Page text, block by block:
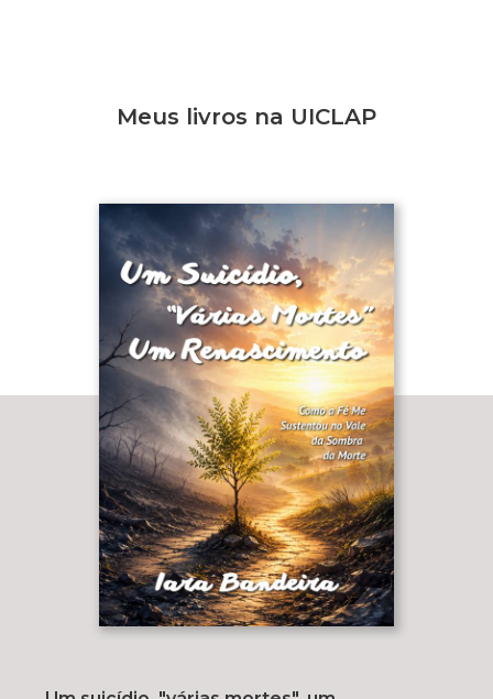
Meus livros na UICLAP